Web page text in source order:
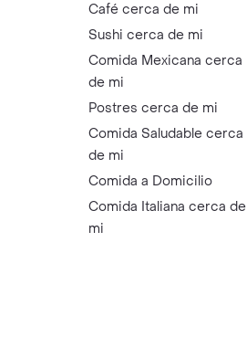
Café cerca de mi
Sushi cerca de mi
Comida Mexicana cerca
de mi
Postres cerca de mi
Comida Saludable cerca
de mi
Comida a Domicilio
Comida Italiana cerca de
mi